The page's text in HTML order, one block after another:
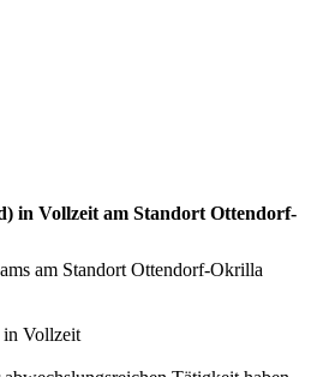
in Vollzeit am Standort Ottendorf-
am Standort Ottendorf-Okrilla
in Vollzeit